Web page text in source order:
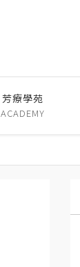
芳療學苑
ACADEMY